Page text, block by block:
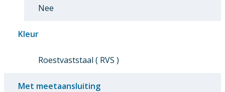
Nee
Kleur
Roestvaststaal ( RVS )
Met meetaansluiting